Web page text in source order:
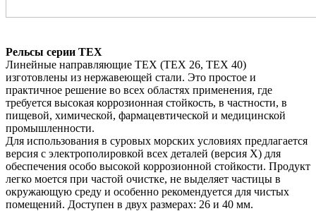
Рельсы серии TEX
Линейные направляющие TEX (TEX 26, TEX 40)
изготовлены из нержавеющей стали. Это простое и
практичное решение во всех областях применения, где
требуется высокая коррозионная стойкость, в частности, в
пищевой, химической, фармацевтической и медицинской
промышленности.
Для использования в суровых морских условиях предлагается
версия с электрополировкой всех деталей (версия X) для
обеспечения особо высокой коррозионной стойкости. Продукт
легко моется при частой очистке, не выделяет частицы в
окружающую среду и особенно рекомендуется для чистых
помещений. Доступен в двух размерах: 26 и 40 мм.